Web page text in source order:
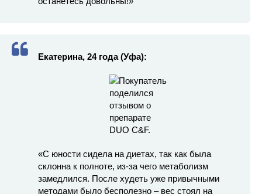
Екатерина, 24 года (Уфа):
«С юности сидела на диетах, так как была
склонна к полноте, из-за чего метаболизм
замедлился. После худеть уже привычными
методами было бесполезно – вес стоял на